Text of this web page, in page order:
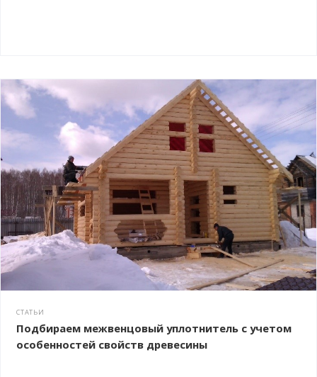
СТАТЬИ
Подбираем межвенцовый уплотнитель с учетом
особенностей свойств древесины